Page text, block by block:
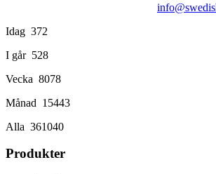
Idag 372
I går 528
Vecka 8078
Månad 15443
Alla 361040
Produkter